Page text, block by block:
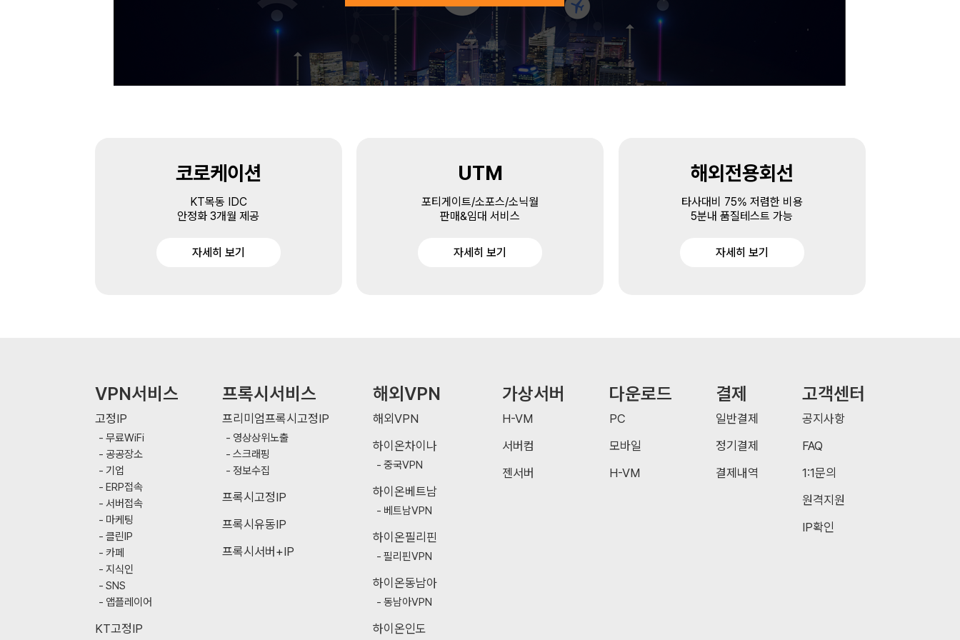
코로케이션
KT목동 IDC
안정화 3개월 제공
자세히 보기
UTM
포티게이트/소포스/소닉월
판매&임대 서비스
자세히 보기
해외전용회선
타사대비 75% 저렴한 비용
5분내 품질테스트 가능
자세히 보기
VPN서비스
고정IP
무료WiFi
공공장소
기업
ERP접속
서버접속
마케팅
클린IP
카페
지식인
SNS
앱플레이어
KT고정IP
프록시서비스
프리미엄프록시고정IP
영상상위노출
스크래핑
정보수집
프록시고정IP
프록시유동IP
프록시서버+IP
해외VPN
해외VPN
하이온차이나
중국VPN
하이온베트남
베트남VPN
하이온필리핀
필리핀VPN
하이온동남아
동남아VPN
하이온인도
가상서버
H-VM
서버컴
젠서버
다운로드
PC
모바일
H-VM
결제
일반결제
정기결제
결제내역
고객센터
공지사항
FAQ
1:1문의
원격지원
IP확인